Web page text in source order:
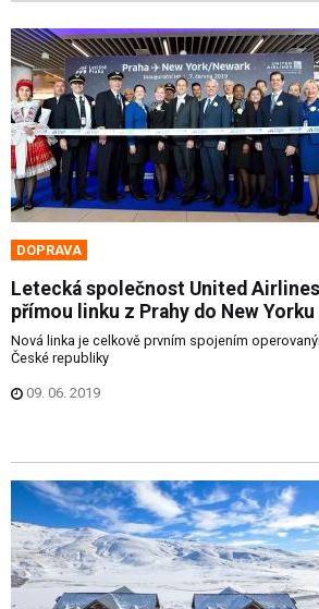
DOPRAVA
Letecká společnost United
přímou linku z Prahy do New
Nová linka je celkově prvním spojením
České republiky
09. 06. 2019